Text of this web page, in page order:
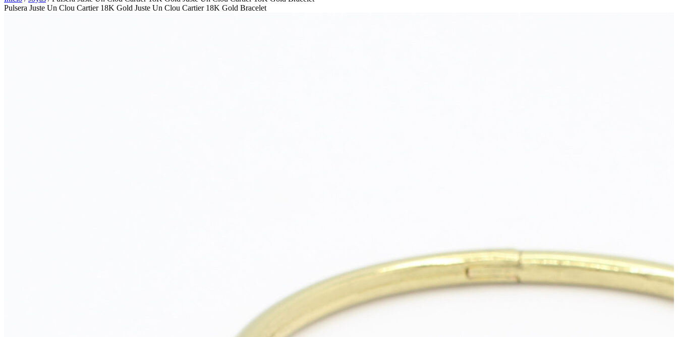
Pulsera Juste Un Clou Cartier 18K Gold Juste Un Clou Cartier 18K Gold Bracelet